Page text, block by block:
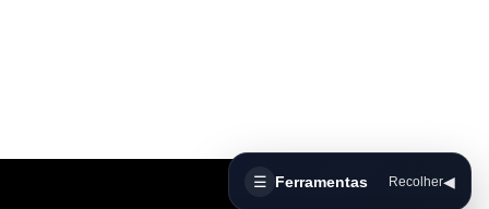
☰ Ferramentas Recolher◀